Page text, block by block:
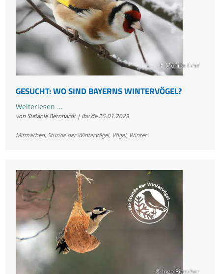
© Monika Graf
GESUCHT: WO SIND BAYERNS WINTERVÖGEL?
Weiterlesen …Gesucht:
Wo
von Stefanie Bernhardt | lbv.de25.01.2023
Mitmachen, Stunde der Wintervögel, Vögel, Winter
© Ingo Rittscher